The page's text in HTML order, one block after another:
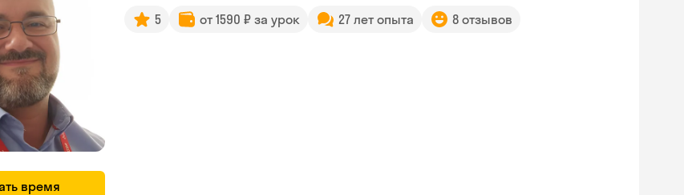
время
5 от 1590 ₽ за урок 27 лет опыта 8 отзывов